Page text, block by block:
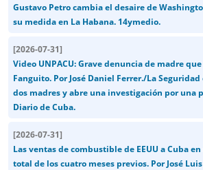
Gustavo Petro cambia el desaire de
su medida en La Habana. 14ymedio.
[2026-07-31]
Video UNPACU: Grave denuncia de madre
Fanguito. Por José Daniel Ferrer./La
dos madres y abre una investigación por una
Diario de Cuba.
[2026-07-31]
Las ventas de combustible de EEUU a Cuba
total de los cuatro meses previos. Por José